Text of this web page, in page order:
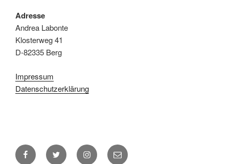
Adresse
Andrea Labonte
Klosterweg 41
D-82335 Berg
Impressum
Datenschutzerklärung
FacebookTwitter InstagramE-